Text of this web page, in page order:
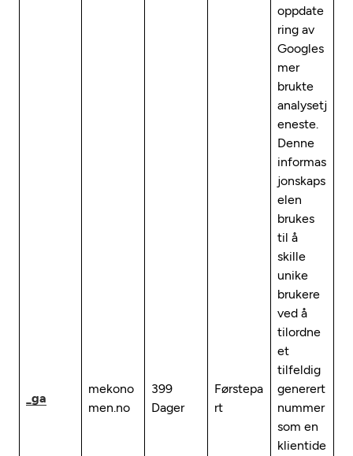
_ga
mekono
men.no
399
Dager
Førstepa
rt
oppdate
ring av
Googles
mer
brukte
analysetj
eneste.
Denne
informas
jonskaps
elen
brukes
til å
skille
unike
brukere
ved å
tilordne
et
tilfeldig
generert
nummer
som en
klientide